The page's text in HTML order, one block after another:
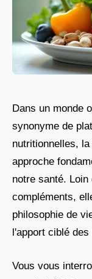
Dans un monde
synonyme de
nutritionnelles,
approche
notre santé.
compléments,
philosophie de
l'apport ciblé
Vous vous